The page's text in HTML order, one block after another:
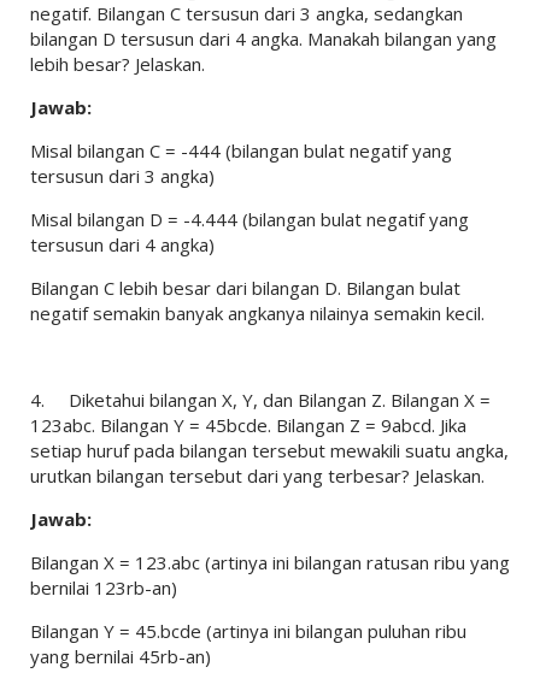
negatif. Bilangan C tersusun dari 3 angka, sedangkan
bilangan D tersusun dari 4 angka. Manakah bilangan yang
lebih besar? Jelaskan.
Jawab:
Misal bilangan C = -444 (bilangan bulat negatif yang
tersusun dari 3 angka)
Misal bilangan D = -4.444 (bilangan bulat negatif yang
tersusun dari 4 angka)
Bilangan C lebih besar dari bilangan D. Bilangan bulat
negatif semakin banyak angkanya nilainya semakin kecil.
4.
Diketahui bilangan X, Y, dan Bilangan Z. Bilangan X =
123abc. Bilangan Y = 45bcde. Bilangan Z = 9abcd. Jika
setiap huruf pada bilangan tersebut mewakili suatu angka,
urutkan bilangan tersebut dari yang terbesar? Jelaskan.
Jawab:
Bilangan X = 123.abc (artinya ini bilangan ratusan ribu yang
bernilai 123rb-an)
Bilangan Y = 45.bcde (artinya ini bilangan puluhan ribu
yang bernilai 45rb-an)